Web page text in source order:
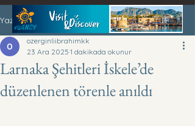
Yazı
Larnaka Şehitleri İskele’de
düzenlenen törenle anıldı
ozerginliibrahimkk
23 Ara 2025 1 dakikada okunur